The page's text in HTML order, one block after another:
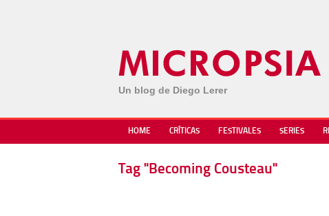
Un blog de Diego Lerer
HOME CRÍTICAS FESTIVALES SERIES
Tag "Becoming Cousteau"